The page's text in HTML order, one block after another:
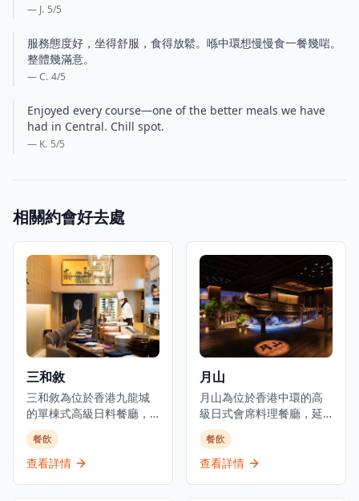
— J. 5/5
服務態度好，坐得舒服，食得放鬆。喺中環想慢慢食一餐幾啱。
整體幾滿意。
— C. 4/5
Enjoyed every course—one of the better meals we have
had in Central. Chill spot.
— K. 5/5
相關約會好去處
三和敘
三和敘為位於香港九龍城
的單棟式高級日料餐廳，
集結三大傳統日本料理：
壽司、鐵板燒、爐端燒的
日式餐飲概念。環境優美
餐飲
查看詳情
月山
月山為位於香港中環的高
級日式會席料理餐廳，延
續米芝蓮星級日本料理的
血統。餐廳佔地3,000平方
呎，由資深廚藝團隊領
餐飲
查看詳情